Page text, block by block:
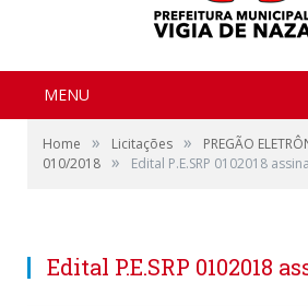
MENU
Home » Licitações »
PREGÃO
010/2018 » Edital P.E.SRP 0102018
Edital P.E.SRP 0102018